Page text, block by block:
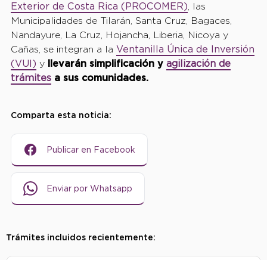
Exterior de Costa Rica (PROCOMER), las
Municipalidades de Tilarán, Santa Cruz, Bagaces,
Nandayure, La Cruz, Hojancha, Liberia, Nicoya y
Cañas, se integran a la Ventanilla Única de Inversión
(VUI) y llevarán simplificación y agilización de
trámites a sus comunidades.
Comparta esta noticia:
Publicar en Facebook
Enviar por Whatsapp
Trámites incluidos recientemente: